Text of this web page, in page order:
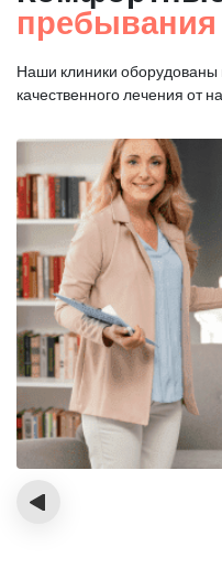
пребывания
Наши клиники
качественного лечения от
‹